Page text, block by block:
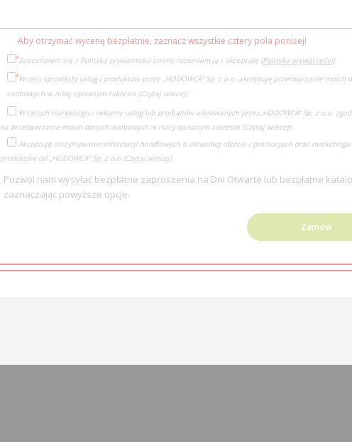
Aby otrzymać wycenę bezpłatnie, zaznacz wszystkie cztery pola poniżej!
Zapoznałem się z Polityką prywatności strony,rozumiem ją i akceptuję (Polityka prywatności)
W celu sprzedaży usług i produktów przez „HODOWCA” Sp. z o.o. akceptuję przetwarzanie moich
osobowych w niżej opisanym zakresie (Czytaj wiecej)
W celach marketingu i reklamy usług lub produktów oferowanych przez„HODOWCA” Sp. z o.o.
na przetwarzanie moich danych osobowych w niżej opisanym zakresie (Czytaj wiecej)
Akceptuję otrzymywanie informacji handlowych o aktualnej ofercie i promocjach oraz marketingu
produktów od „HODOWCA” Sp. z o.o.(Czytaj wiecej)
Pozwól nam wysyłać bezpłatne zaproszenia na Dni Otwarte lub bezpłatne
zaznaczając powyższe opcje.